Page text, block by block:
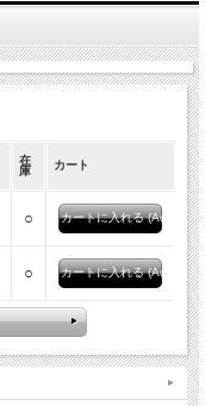
在
庫
カート
○
○